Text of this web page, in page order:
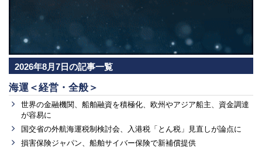
2026年8月7日の記事一覧
海運＜経営・全般＞
世界の金融機関、船舶融資を積極化、欧州やアジア船主、資金調達
が容易に
国交省の外航海運税制検討会、入港税「とん税」見直しが論点に
損害保険ジャパン、船舶サイバー保険で新補償提供